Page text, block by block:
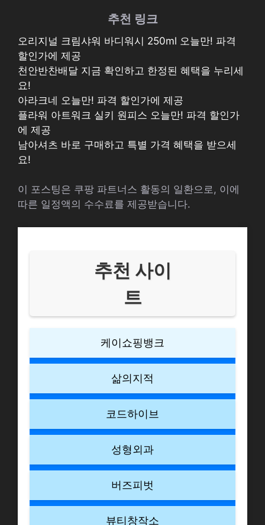
추천 링크
오리지널 크림샤워 바디워시 250ml 오늘만! 파격
할인가에 제공
천안반찬배달 지금 확인하고 한정된 혜택을 누리세
요!
아라크네 오늘만! 파격 할인가에 제공
플라워 아트워크 실키 원피스 오늘만! 파격 할인가
에 제공
남아셔츠 바로 구매하고 특별 가격 혜택을 받으세
요!
이 포스팅은 쿠팡 파트너스 활동의 일환으로, 이에
따른 일정액의 수수료를 제공받습니다.
추천 사이
트
케이쇼핑뱅크
삶의지적
코드하이브
성형외과
버즈피벗
뷰티창작소